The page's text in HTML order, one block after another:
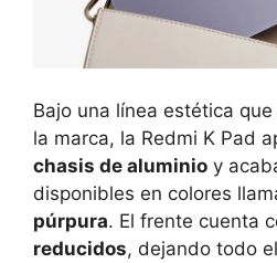
Bajo una línea estética
la marca, la Redmi K Pad
chasis de aluminio y
disponibles en colores
púrpura. El frente cuenta
reducidos, dejando todo